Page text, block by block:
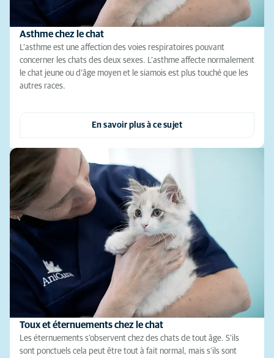
Asthme chez le chat
L’asthme est une affection des voies respiratoires pouvant
concerner les chats des deux sexes. L’asthme affecte normalement
le chat jeune ou d’âge moyen et le siamois est plus touché que les
autres races.
En savoir plus à ce sujet
Toux et éternuements chez le chat
Les éternuements s'observent chez des chats de tout âge. S’ils
sont ponctuels cela peut être tout à fait normal, mais s'ils sont